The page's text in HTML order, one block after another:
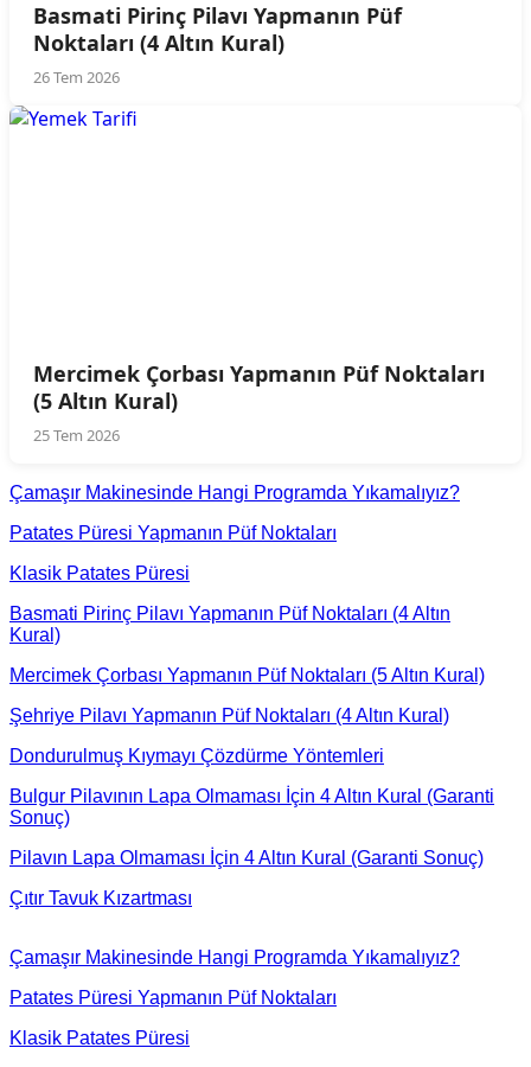
Basmati Pirinç Pilavı Yapmanın Püf
Noktaları (4 Altın Kural)
26 Tem 2026
Mercimek Çorbası Yapmanın Püf Noktaları
(5 Altın Kural)
25 Tem 2026
Çamaşır Makinesinde Hangi Programda Yıkamalıyız?
Patates Püresi Yapmanın Püf Noktaları
Klasik Patates Püresi
Basmati Pirinç Pilavı Yapmanın Püf Noktaları (4 Altın
Kural)
Mercimek Çorbası Yapmanın Püf Noktaları (5 Altın Kural)
Şehriye Pilavı Yapmanın Püf Noktaları (4 Altın Kural)
Dondurulmuş Kıymayı Çözdürme Yöntemleri
Bulgur Pilavının Lapa Olmaması İçin 4 Altın Kural (Garanti
Sonuç)
Pilavın Lapa Olmaması İçin 4 Altın Kural (Garanti Sonuç)
Çıtır Tavuk Kızartması
Çamaşır Makinesinde Hangi Programda Yıkamalıyız?
Patates Püresi Yapmanın Püf Noktaları
Klasik Patates Püresi